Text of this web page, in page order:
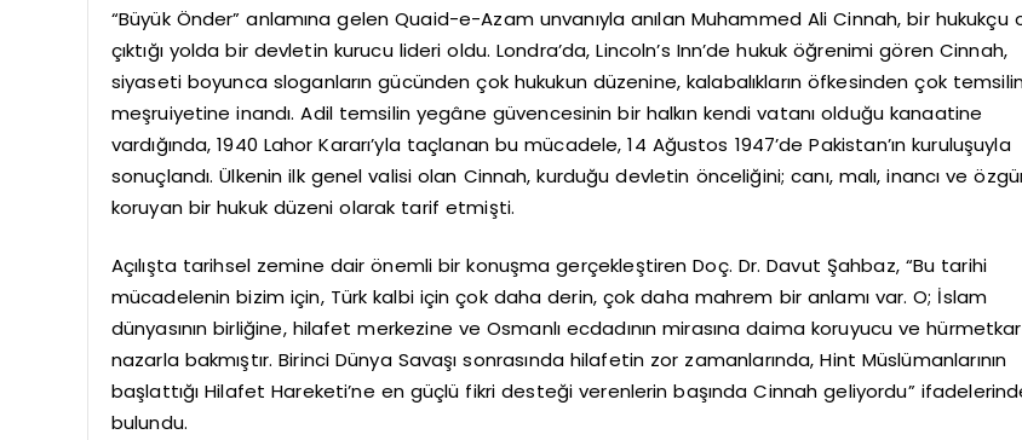
“Büyük Önder” anlamına gelen Quaid-e-Azam unvanıyla anılan Muhammed Ali Cinnah, bir hukukçu
çıktığı yolda bir devletin kurucu lideri oldu. Londra’da, Lincoln’s Inn’de hukuk öğrenimi gören Cinnah,
siyaseti boyunca sloganların gücünden çok hukukun düzenine, kalabalıkların öfkesinden çok
meşruiyetine inandı. Adil temsilin yegâne güvencesinin bir halkın kendi vatanı olduğu kanaatine
vardığında, 1940 Lahor Kararı’yla taçlanan bu mücadele, 14 Ağustos 1947’de Pakistan’ın kuruluşuyla
sonuçlandı. Ülkenin ilk genel valisi olan Cinnah, kurduğu devletin önceliğini; canı, malı, inancı ve
koruyan bir hukuk düzeni olarak tarif etmişti.
Açılışta tarihsel zemine dair önemli bir konuşma gerçekleştiren Doç. Dr. Davut Şahbaz, “Bu tarihi
mücadelenin bizim için, Türk kalbi için çok daha derin, çok daha mahrem bir anlamı var. O; İslam
dünyasının birliğine, hilafet merkezine ve Osmanlı ecdadının mirasına daima koruyucu ve
nazarla bakmıştır. Birinci Dünya Savaşı sonrasında hilafetin zor zamanlarında, Hint Müslümanlarının
başlattığı Hilafet Hareketi’ne en güçlü fikri desteği verenlerin başında Cinnah geliyordu”
bulundu.